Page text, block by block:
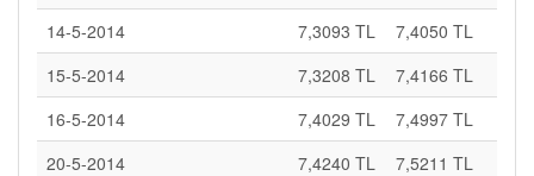
14-5-2014
7,3093 TL
7,4050 TL
15-5-2014
7,3208 TL
7,4166 TL
16-5-2014
7,4029 TL
7,4997 TL
20-5-2014
7,4240 TL
7,5211 TL